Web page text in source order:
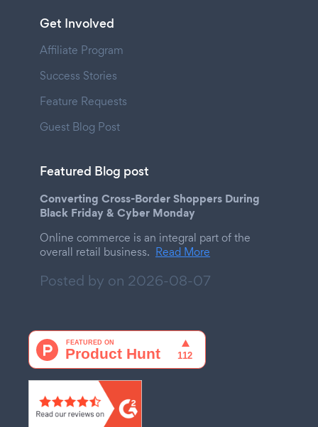
Get Involved
Affiliate Program
Success Stories
Feature Requests
Guest Blog Post
Featured Blog post
Converting Cross-Border Shoppers During
Black Friday & Cyber Monday
Online commerce is an integral part of the
overall retail business. Read More
Posted by on 2026-08-07